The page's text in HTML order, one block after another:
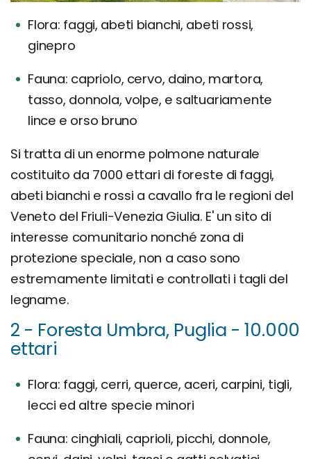
Flora: faggi, abeti bianchi, abeti rossi,
ginepro
Fauna: capriolo, cervo, daino, martora,
tasso, donnola, volpe, e saltuariamente
lince e orso bruno
Si tratta di un enorme polmone naturale
costituito da 7000 ettari di foreste di faggi,
abeti bianchi e rossi a cavallo fra le regioni del
Veneto del Friuli-Venezia Giulia. E' un sito di
interesse comunitario nonché zona di
protezione speciale, non a caso sono
estremamente limitati e controllati i tagli del
legname.
2 - Foresta Umbra, Puglia - 10.000
ettari
Flora: faggi, cerri, querce, aceri, carpini, tigli,
lecci ed altre specie minori
Fauna: cinghiali, caprioli, picchi, donnole,